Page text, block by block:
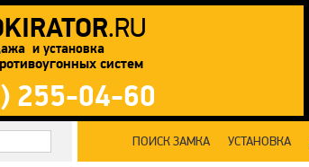
.RU
и установка
систем
255-04-60
ПОИСК ЗАМКА УСТАНОВКА